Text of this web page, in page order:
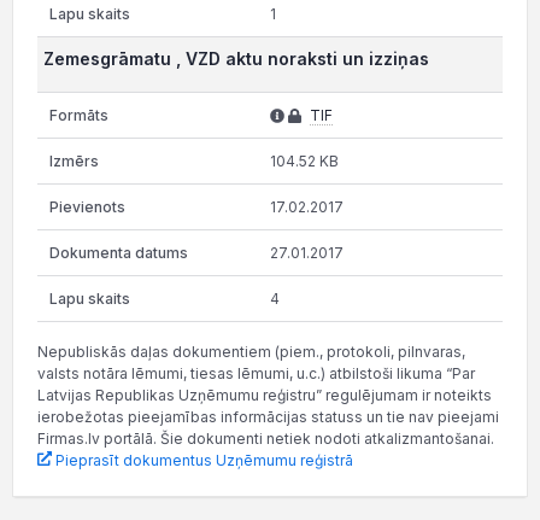
1
Zemesgrāmatu , VZD aktu noraksti un izziņas
TIF
104.52 KB
17.02.2017
27.01.2017
4
Nepubliskās daļas dokumentiem (piem., protokoli, pilnvaras,
valsts notāra lēmumi, tiesas lēmumi, u.c.) atbilstoši likuma “Par
Latvijas Republikas Uzņēmumu reģistru” regulējumam ir noteikts
ierobežotas pieejamības informācijas statuss un tie nav pieejami
Firmas.lv portālā. Šie dokumenti netiek nodoti atkalizmantošanai.
Pieprasīt dokumentus Uzņēmumu reģistrā